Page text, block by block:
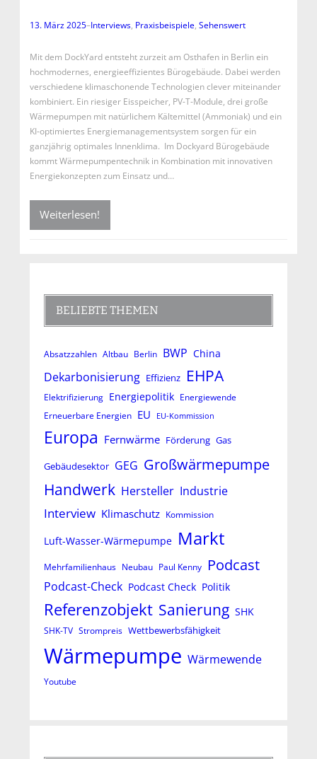
13. März 2025–Interviews, Praxisbeispiele, Sehenswert
Mit dem DockYard entsteht zurzeit am Osthafen in Berlin ein
hochmodernes, energieeffizientes Bürogebäude. Dabei werden
verschiedene klimaschonende Technologien clever miteinander
kombiniert. Ein riesiger Eisspeicher, PV-T-Module, drei große
Wärmepumpen mit natürlichem Kältemittel (Ammoniak) und ein
KI-optimiertes Energiemanagementsystem sorgen für ein
ganzjährig optimales Innenklima. Im Dockyard Bürogebäude
kommt Wärmepumpentechnik in Kombination mit innovativen
Energiekonzepten zum Einsatz und…
Weiterlesen!
BELIEBTE THEMEN
Absatzzahlen Altbau Berlin BWP China
Dekarbonisierung Effizienz EHPA
Elektrifizierung Energiepolitik Energiewende
Erneuerbare Energien EU EU-Kommission
Europa Fernwärme Förderung Gas
Gebäudesektor GEG Großwärmepumpe
Handwerk Hersteller Industrie
Interview Klimaschutz Kommission
Luft-Wasser-Wärmepumpe Markt
Mehrfamilienhaus Neubau Paul Kenny Podcast
Podcast-Check Podcast Check Politik
Referenzobjekt Sanierung SHK
SHK-TV Strompreis Wettbewerbsfähigkeit
Wärmepumpe Wärmewende
Youtube